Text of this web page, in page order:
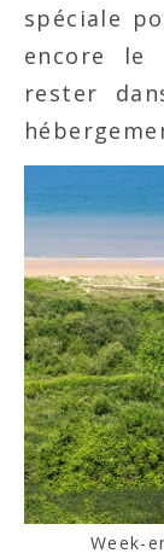
spéciale
encore le
rester
Week-